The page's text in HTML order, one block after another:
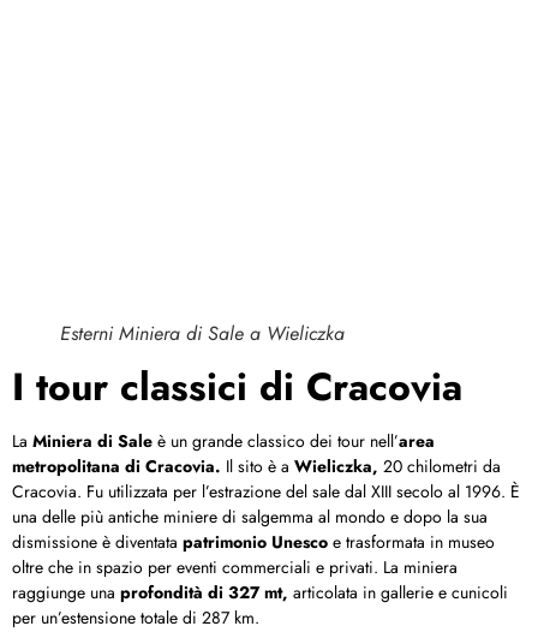
Esterni Miniera di Sale a Wieliczka
I tour classici di Cracovia
La Miniera di Sale è un grande classico dei tour nell’area
metropolitana di Cracovia. Il sito è a Wieliczka, 20 chilometri da
Cracovia. Fu utilizzata per l’estrazione del sale dal XIII secolo al 1996. È
una delle più antiche miniere di salgemma al mondo e dopo la sua
dismissione è diventata patrimonio Unesco e trasformata in museo
oltre che in spazio per eventi commerciali e privati. La miniera
raggiunge una profondità di 327 mt, articolata in gallerie e cunicoli
per un’estensione totale di 287 km.